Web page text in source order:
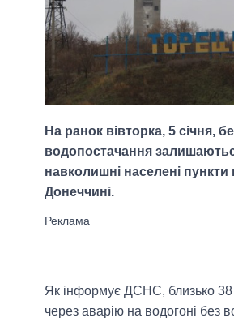
На ранок вівторка, 5 січня,
водопостачання
навколишні населені пункти
Донеччині.
Як інформує ДСНС, близько 38
через аварію на водогоні без